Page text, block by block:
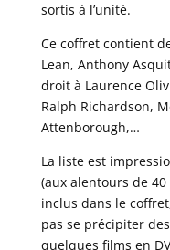
sortis à l’unité.
Ce coffret contient
Lean, Anthony
droit à Laurence
Ralph Richardson,
Attenborough,…
La liste est
(aux alentours de
inclus dans le
pas se précipiter
quelques films en